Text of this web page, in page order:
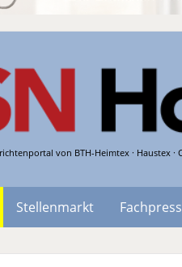
von BTH-Heimtex · Haustex ·
Stellenmarkt